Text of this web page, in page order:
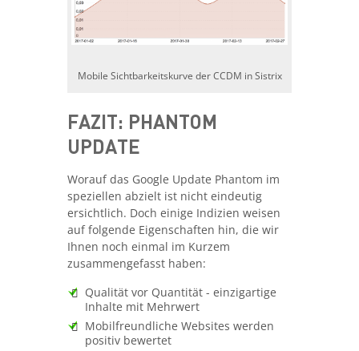
Mobile Sichtbarkeitskurve der CCDM in Sistrix
FAZIT: PHANTOM
UPDATE
Worauf das Google Update Phantom im
speziellen abzielt ist nicht eindeutig
ersichtlich. Doch einige Indizien weisen
auf folgende Eigenschaften hin, die wir
Ihnen noch einmal im Kurzem
zusammengefasst haben:
Qualität vor Quantität - einzigartige
Inhalte mit Mehrwert
Mobilfreundliche Websites werden
positiv bewertet